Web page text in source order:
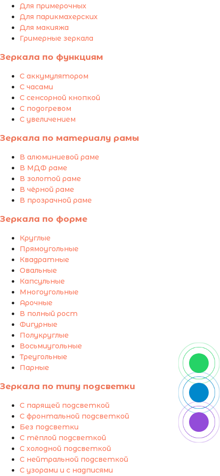
Для примерочных
Для парикмахерских
Для макияжа
Гримерные зеркала
Зеркала по функциям
С аккумулятором
С часами
С сенсорной кнопкой
С подогревом
С увеличением
Зеркала по материалу рамы
В алюминиевой раме
В МДФ раме
В золотой раме
В чёрной раме
В прозрачной раме
Зеркала по форме
Круглые
Прямоугольные
Квадратные
Овальные
Капсульные
Многоугольные
Арочные
В полный рост
Фигурные
Полукруглые
Восьмиугольные
Треугольные
Парные
Зеркала по типу подсветки
С парящей подсветкой
С фронтальной подсветкой
Без подсветки
С тёплой подсветкой
С холодной подсветкой
С нейтральной подсветкой
С узорами и с надписями